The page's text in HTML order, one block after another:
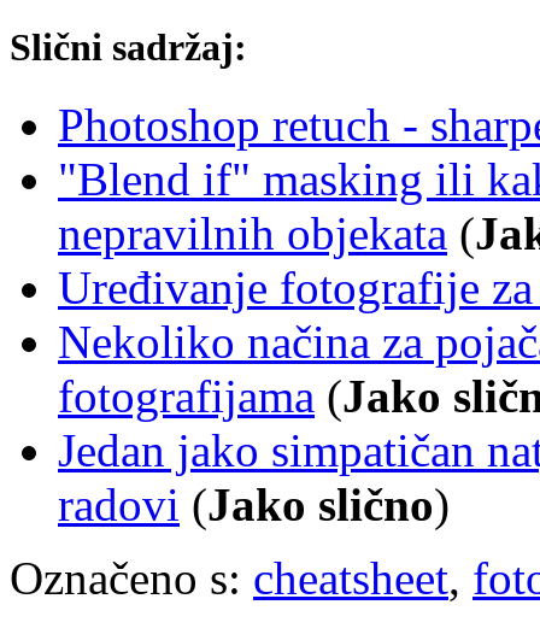
Slični sadržaj:
Photoshop retuch -
"Blend if" masking ili
nepravilnih objekata (
Uređivanje fotografije
Nekoliko načina za
fotografijama (Jako
Jedan jako simpatičan
radovi (Jako slično)
Označeno s: cheatsheet,